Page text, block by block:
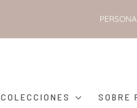
COLECCIONES SOBRE